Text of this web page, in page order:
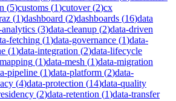
(5)customs (1)cutover(2)cx
(1)dashboard (2)dashboards (16)data
analytics (3)data-cleanup (2)data-driven
fetching (1)data-governance (1)data-
(1)data-integration (2)data-lifecycle
(1)data-mesh (1)data-migration
pipeline (1)data-platform (2)data-
(4)data-protection (14)data-quality
(2)data-retention (1)data-transfer